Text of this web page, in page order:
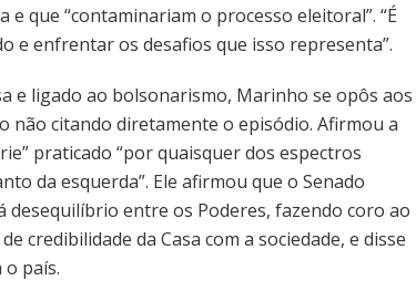
que “contaminariam o processo eleitoral”. “É
e enfrentar os desafios que isso representa”.
e ligado ao bolsonarismo, Marinho se opôs aos
não citando diretamente o episódio. Afirmou a
praticado “por quaisquer dos espectros
da esquerda”. Ele afirmou que o Senado
desequilíbrio entre os Poderes, fazendo coro ao
credibilidade da Casa com a sociedade, e disse
país.